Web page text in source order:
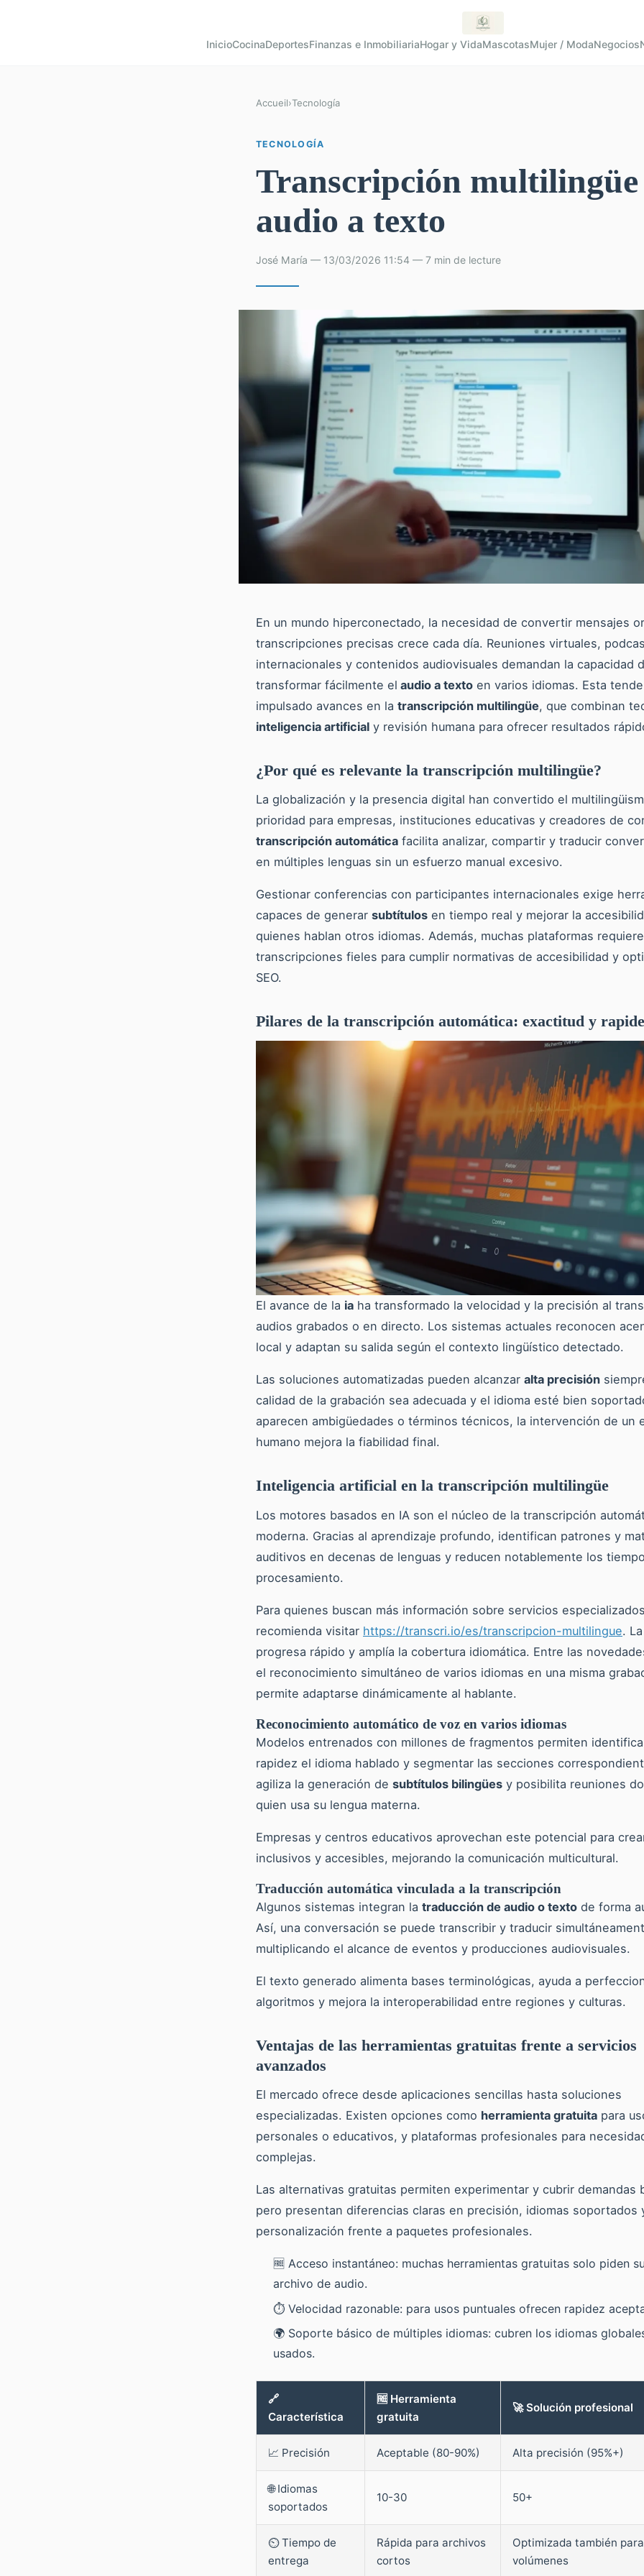
InicioCocinaDeportesFinanzas e InmobiliariaHogar y VidaMascotasMujer / ModaNegocios
Accueil›Tecnología
TECNOLOGÍA
Transcripción multilingüe
audio a texto
José María — 13/03/2026 11:54 — 7 min de lecture
En un mundo hiperconectado, la necesidad de convertir mensajes
transcripciones precisas crece cada día. Reuniones virtuales,
internacionales y contenidos audiovisuales demandan la capacidad
transformar fácilmente el audio a texto en varios idiomas. Esta
impulsado avances en la transcripción multilingüe, que combinan
inteligencia artificial y revisión humana para ofrecer resultados
¿Por qué es relevante la transcripción multilingüe?
La globalización y la presencia digital han convertido el
prioridad para empresas, instituciones educativas y creadores de
transcripción automática facilita analizar, compartir y traducir
en múltiples lenguas sin un esfuerzo manual excesivo.
Gestionar conferencias con participantes internacionales exige
capaces de generar subtítulos en tiempo real y mejorar la
quienes hablan otros idiomas. Además, muchas plataformas
transcripciones fieles para cumplir normativas de accesibilidad y
SEO.
Pilares de la transcripción automática: exactitud y
El avance de la ia ha transformado la velocidad y la precisión al
audios grabados o en directo. Los sistemas actuales reconocen
local y adaptan su salida según el contexto lingüístico detectado.
Las soluciones automatizadas pueden alcanzar alta precisión
calidad de la grabación sea adecuada y el idioma esté bien
aparecen ambigüedades o términos técnicos, la intervención de un
humano mejora la fiabilidad final.
Inteligencia artificial en la transcripción multilingüe
Los motores basados en IA son el núcleo de la transcripción
moderna. Gracias al aprendizaje profundo, identifican patrones y
auditivos en decenas de lenguas y reducen notablemente los
procesamiento.
Para quienes buscan más información sobre servicios
recomienda visitar https://transcri.io/es/transcripcion-multilingue.
progresa rápido y amplía la cobertura idiomática. Entre las
el reconocimiento simultáneo de varios idiomas en una misma
permite adaptarse dinámicamente al hablante.
Reconocimiento automático de voz en varios idiomas
Modelos entrenados con millones de fragmentos permiten
rapidez el idioma hablado y segmentar las secciones
agiliza la generación de subtítulos bilingües y posibilita reuniones
quien usa su lengua materna.
Empresas y centros educativos aprovechan este potencial para
inclusivos y accesibles, mejorando la comunicación multicultural.
Traducción automática vinculada a la transcripción
Algunos sistemas integran la traducción de audio o texto de forma
Así, una conversación se puede transcribir y traducir
multiplicando el alcance de eventos y producciones audiovisuales.
El texto generado alimenta bases terminológicas, ayuda a
algoritmos y mejora la interoperabilidad entre regiones y culturas.
Ventajas de las herramientas gratuitas frente a servicios
avanzados
El mercado ofrece desde aplicaciones sencillas hasta soluciones
especializadas. Existen opciones como herramienta gratuita para
personales o educativos, y plataformas profesionales para
complejas.
Las alternativas gratuitas permiten experimentar y cubrir demandas
pero presentan diferencias claras en precisión, idiomas soportados
personalización frente a paquetes profesionales.
🆓 Acceso instantáneo: muchas herramientas gratuitas solo piden
archivo de audio.
⏱️ Velocidad razonable: para usos puntuales ofrecen rapidez
🌍 Soporte básico de múltiples idiomas: cubren los idiomas
usados.
🔗
Característica
🆓 Herramienta
gratuita
🚀 Solución profesional
📈 Precisión Aceptable (80-90%) Alta precisión (95%+)
🌐 Idiomas
soportados
10-30 50+
⏲️ Tiempo de
entrega
Rápida para archivos
cortos
Optimizada también
volúmenes